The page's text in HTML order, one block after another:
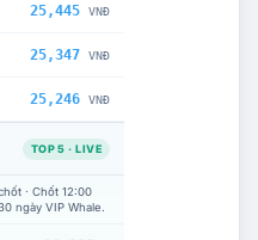
25,445 VNĐ
25,347 VNĐ
25,246 VNĐ
TOP 5 · LIVE
· Chốt 12:00
ngày VIP Whale.